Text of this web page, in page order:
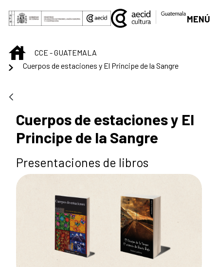
Saltar al contenido principal
MENÚ
INICIOCCE - GUATEMALA
Cuerpos de estaciones y El Principe de la Sangre
Cuerpos de estaciones y El
Principe de la Sangre
Presentaciones de libros